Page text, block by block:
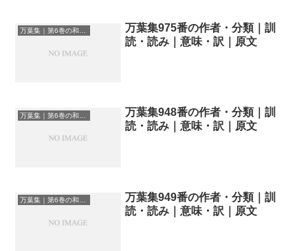
万葉集975番の作者・分類｜訓
読・読み｜意味・訳｜原文
万葉集948番の作者・分類｜訓
読・読み｜意味・訳｜原文
万葉集｜第6巻の和歌一覧
万葉集949番の作者・分類｜訓
読・読み｜意味・訳｜原文